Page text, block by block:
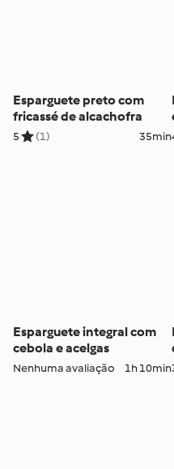
Esparguete preto com
fricassé de alcachofra
5 (1) 35min
Esparguete integral com
cebola e acelgas
Nenhuma avaliação 1h 10min